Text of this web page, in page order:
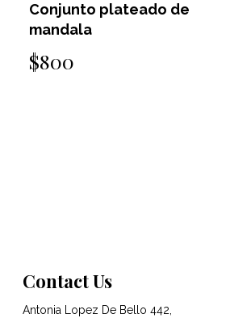
Conjunto plateado de
mandala
$800
Contact Us
Antonia Lopez De Bello 442,